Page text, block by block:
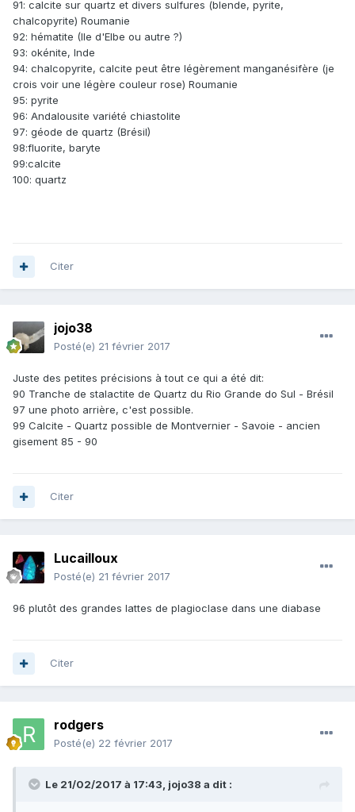
91: calcite sur quartz et divers sulfures (blende, pyrite,
chalcopyrite) Roumanie
92: hématite (Ile d'Elbe ou autre ?)
93: okénite, Inde
94: chalcopyrite, calcite peut être légèrement manganésifère (je
crois voir une légère couleur rose) Roumanie
95: pyrite
96: Andalousite variété chiastolite
97: géode de quartz (Brésil)
98:fluorite, baryte
99:calcite
100: quartz
Citer
jojo38
Posté(e) 21 février 2017
Juste des petites précisions à tout ce qui a été dit:
90 Tranche de stalactite de Quartz du Rio Grande do Sul - Brésil
97 une photo arrière, c'est possible.
99 Calcite - Quartz possible de Montvernier - Savoie - ancien
gisement 85 - 90
Citer
Lucailloux
Posté(e) 21 février 2017
96 plutôt des grandes lattes de plagioclase dans une diabase
Citer
rodgers
Posté(e) 22 février 2017
Le 21/02/2017 à 17:43, jojo38 a dit :